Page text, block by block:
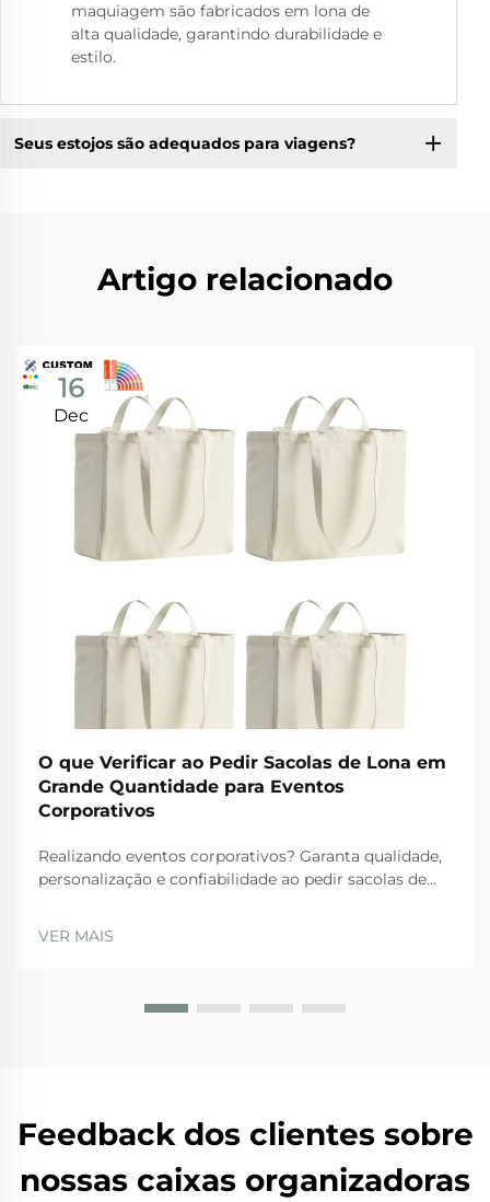
maquiagem são fabricados em lona de
alta qualidade, garantindo durabilidade e
estilo.
Seus estojos são adequados para viagens?
Artigo relacionado
16
Dec
O que Verificar ao Pedir Sacolas de Lona em
Grande Quantidade para Eventos
Corporativos
Realizando eventos corporativos? Garanta qualidade,
personalização e confiabilidade ao pedir sacolas de
VER MAIS
Feedback dos clientes sobre
nossas caixas organizadoras